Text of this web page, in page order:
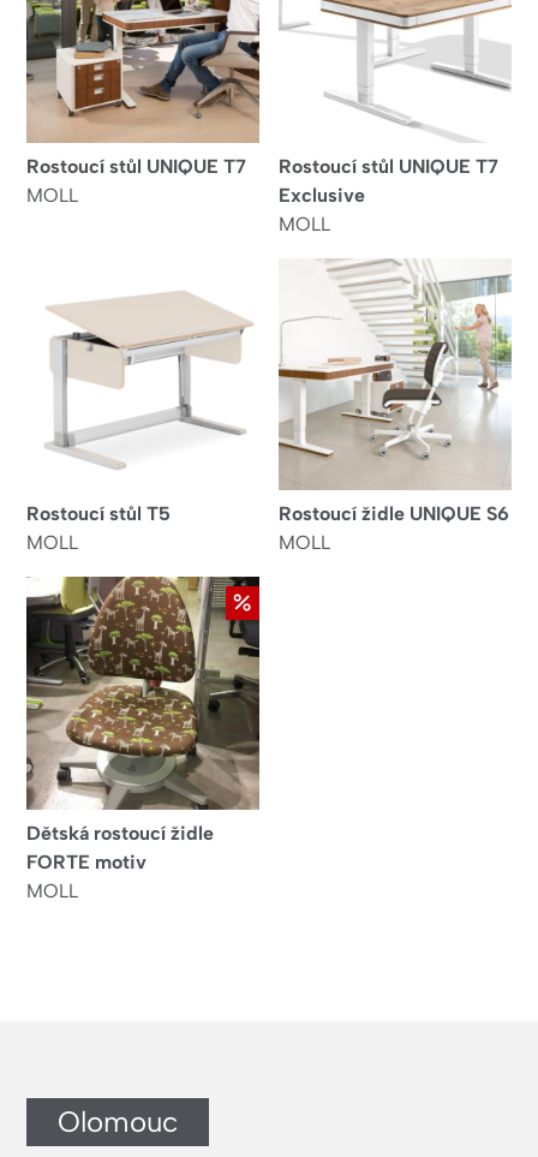
Rostoucí stůl UNIQUE T7
MOLL
Rostoucí stůl UNIQUE T7
Exclusive
MOLL
Rostoucí stůl T5
MOLL
Rostoucí židle UNIQUE S6
MOLL
VÝPRODEJ
Dětská rostoucí židle
FORTE motiv
MOLL
Olomouc